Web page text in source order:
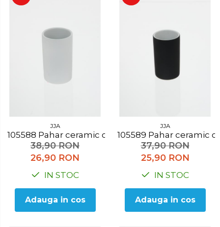
JJA
105588 Pahar ceramic cauciucat alb
38,90 RON
26,90 RON
IN STOC
Adauga in cos
JJA
105589 Pahar
37,90 RON
25,90 RON
IN STOC
Adauga in cos